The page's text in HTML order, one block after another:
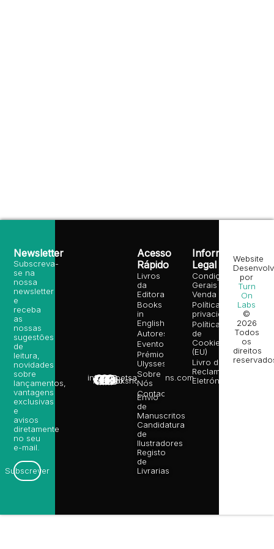
info@poetsandragons.com
Infantil
Adulto
Bookshop
Acesso
Rápido
Livros
da
Editora
Books
in
English
Autores
Eventos
Prémio
Ulysses
Sobre
Nós
Contactos
Envio
de
Manuscritos
Candidatura
de
Ilustradores
Registo
de
Livrarias
Informação
Legal
Condições
Gerais de
Venda
Política de
privacidade
Política
de
Cookies
(EU)
Livro de
Reclamações
Eletrónico
Newsletter
Subscreva-
se na
nossa
newsletter
e
receba
as
nossas
sugestões
de
leitura,
novidades
sobre
lançamentos,
vantagens
exclusivas
e
avisos
diretamente
no seu
e-mail.
Subscrever
Website
por
Turn
On
Labs
©
2026
Todos
os
direitos